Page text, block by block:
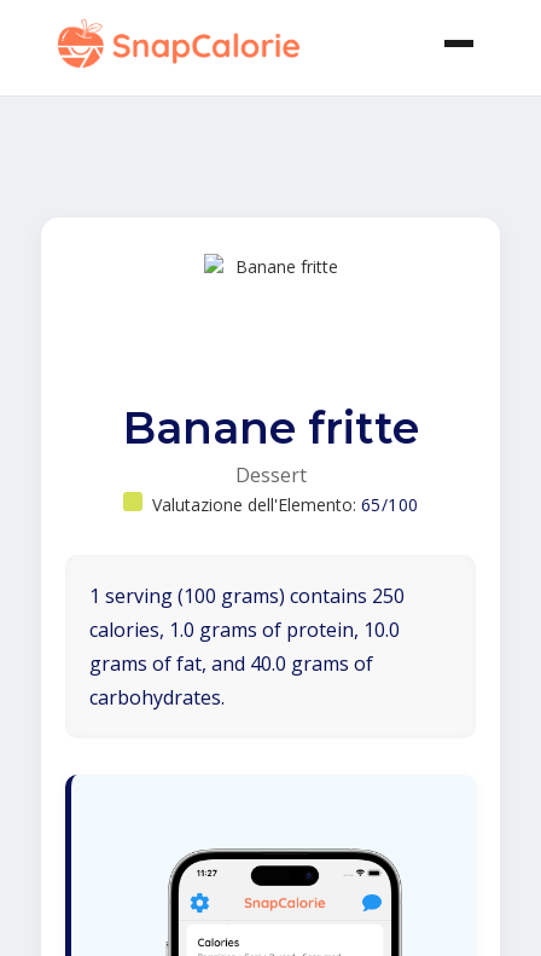
Banane fritte
Dessert
Valutazione dell'Elemento: 65/100
1 serving (100 grams) contains 250
calories, 1.0 grams of protein, 10.0
grams of fat, and 40.0 grams of
carbohydrates.